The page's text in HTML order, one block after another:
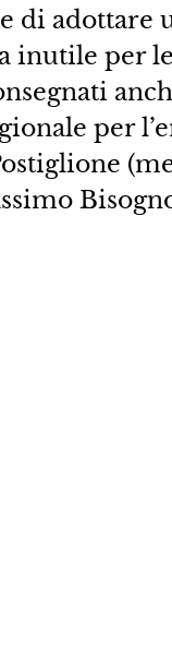
di adottare
inutile per
per